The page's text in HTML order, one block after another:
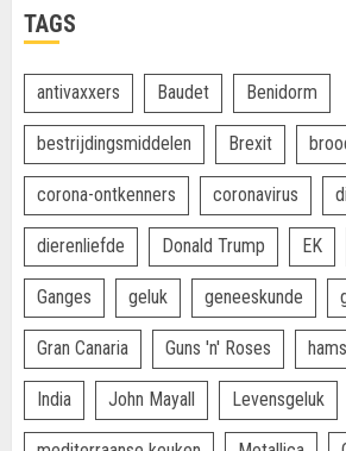
TAGS
antivaxxers Baudet Benidorm
bestrijdingsmiddelen Brexit
corona-ontkenners coronavirus
dierenliefde Donald Trump EK
Ganges geluk geneeskunde
Gran Canaria Guns 'n' Roses
India John Mayall Levensgeluk